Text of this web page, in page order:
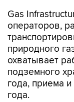
Gas
операторов,
природного
охватывает
подземного
года, приема
года.